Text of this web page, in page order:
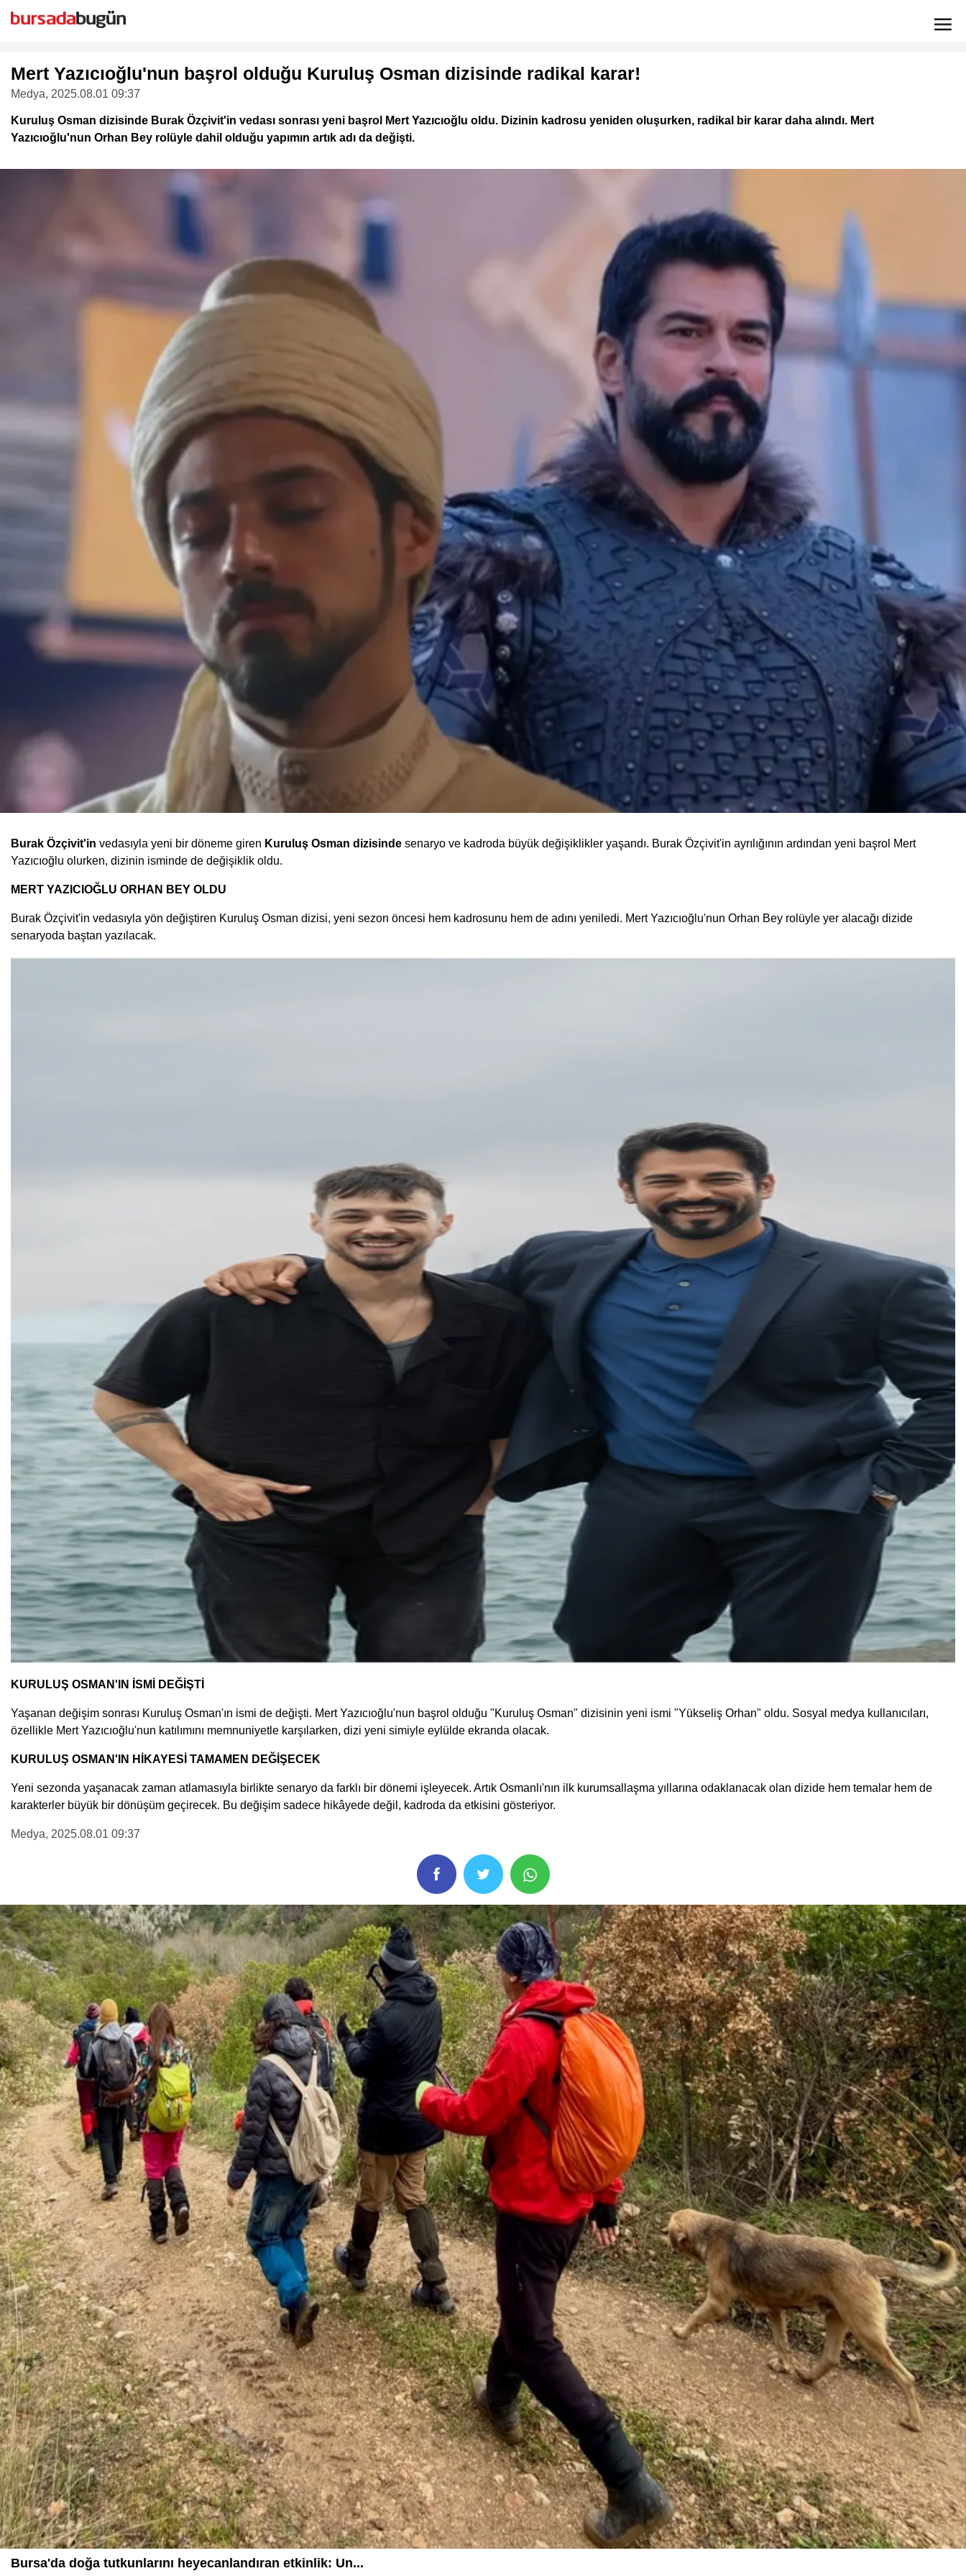
Mert Yazıcıoğlu'nun başrol olduğu Kuruluş Osman dizisinde radikal karar!
Medya, 2025.08.01 09:37
Kuruluş Osman dizisinde Burak Özçivit'in vedası sonrası yeni başrol Mert Yazıcıoğlu oldu. Dizinin kadrosu yeniden oluşurken, radikal bir karar daha alındı. Mert
Yazıcıoğlu'nun Orhan Bey rolüyle dahil olduğu yapımın artık adı da değişti.
Burak Özçivit'in vedasıyla yeni bir döneme giren Kuruluş Osman dizisinde senaryo ve kadroda büyük değişiklikler yaşandı. Burak Özçivit'in ayrılığının ardından yeni başrol Mert
Yazıcıoğlu olurken, dizinin isminde de değişiklik oldu.
MERT YAZICIOĞLU ORHAN BEY OLDU
Burak Özçivit'in vedasıyla yön değiştiren Kuruluş Osman dizisi, yeni sezon öncesi hem kadrosunu hem de adını yeniledi. Mert Yazıcıoğlu'nun Orhan Bey rolüyle yer alacağı dizide
senaryoda baştan yazılacak.
KURULUŞ OSMAN'IN İSMİ DEĞİŞTİ
Yaşanan değişim sonrası Kuruluş Osman'ın ismi de değişti. Mert Yazıcıoğlu'nun başrol olduğu "Kuruluş Osman" dizisinin yeni ismi "Yükseliş Orhan" oldu. Sosyal medya kullanıcıları,
özellikle Mert Yazıcıoğlu'nun katılımını memnuniyetle karşılarken, dizi yeni simiyle eylülde ekranda olacak.
KURULUŞ OSMAN'IN HİKAYESİ TAMAMEN DEĞİŞECEK
Yeni sezonda yaşanacak zaman atlamasıyla birlikte senaryo da farklı bir dönemi işleyecek. Artık Osmanlı'nın ilk kurumsallaşma yıllarına odaklanacak olan dizide hem temalar hem de
karakterler büyük bir dönüşüm geçirecek. Bu değişim sadece hikâyede değil, kadroda da etkisini gösteriyor.
Medya, 2025.08.01 09:37
Bursa'da doğa tutkunlarını heyecanlandıran etkinlik: Un...